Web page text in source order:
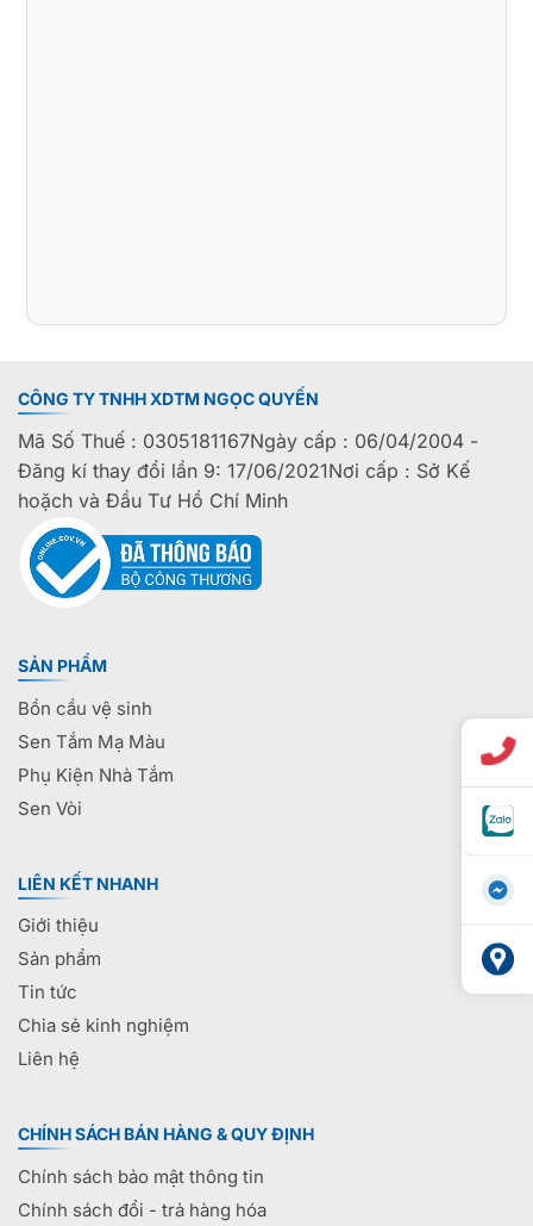
CÔNG TY TNHH XDTM NGỌC QUYẾN
Mã Số Thuế : 0305181167Ngày cấp : 06/04/2004 -
Đăng kí thay đổi lần 9: 17/06/2021Nơi cấp : Sở Kế
hoặch và Đầu Tư Hồ Chí Minh
SẢN PHẨM
Bồn cầu vệ sinh
Sen Tắm Mạ Màu
Phụ Kiện Nhà Tắm
Sen Vòi
LIÊN KẾT NHANH
Giới thiệu
Sản phẩm
Tin tức
Chia sẻ kinh nghiệm
Liên hệ
CHÍNH SÁCH BÁN HÀNG & QUY ĐỊNH
Chính sách bảo mật thông tin
Chính sách đổi - trả hàng hóa